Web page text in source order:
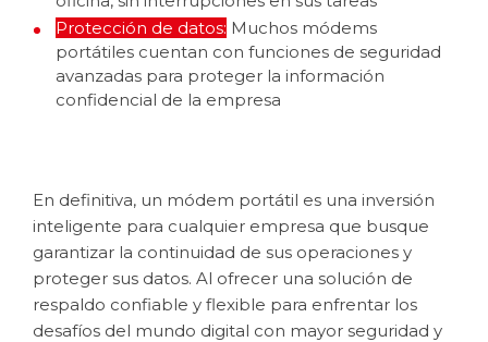
Protección de datos: Muchos módems
portátiles cuentan con funciones de seguridad
avanzadas para proteger la información
confidencial de la empresa
En definitiva, un módem portátil es una inversión
inteligente para cualquier empresa que busque
garantizar la continuidad de sus operaciones y
proteger sus datos. Al ofrecer una solución de
respaldo confiable y flexible para enfrentar los
desafíos del mundo digital con mayor seguridad y